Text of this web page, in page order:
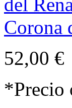
52,00 €
*Precio